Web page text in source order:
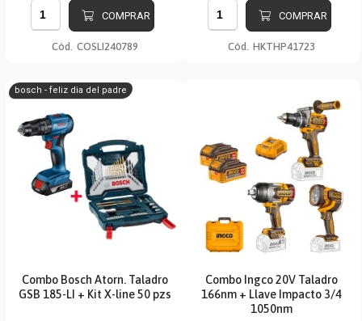
COMPRAR
Cód. COSLI240789
COMPRAR
Cód. HKTHP41723
bosch - feliz dia del padre
Combo Bosch Atorn. Taladro
GSB 185-LI + Kit X-line 50 pzs
Combo Ingco 20V Taladro
166nm + Llave Impacto 3/4
1050nm